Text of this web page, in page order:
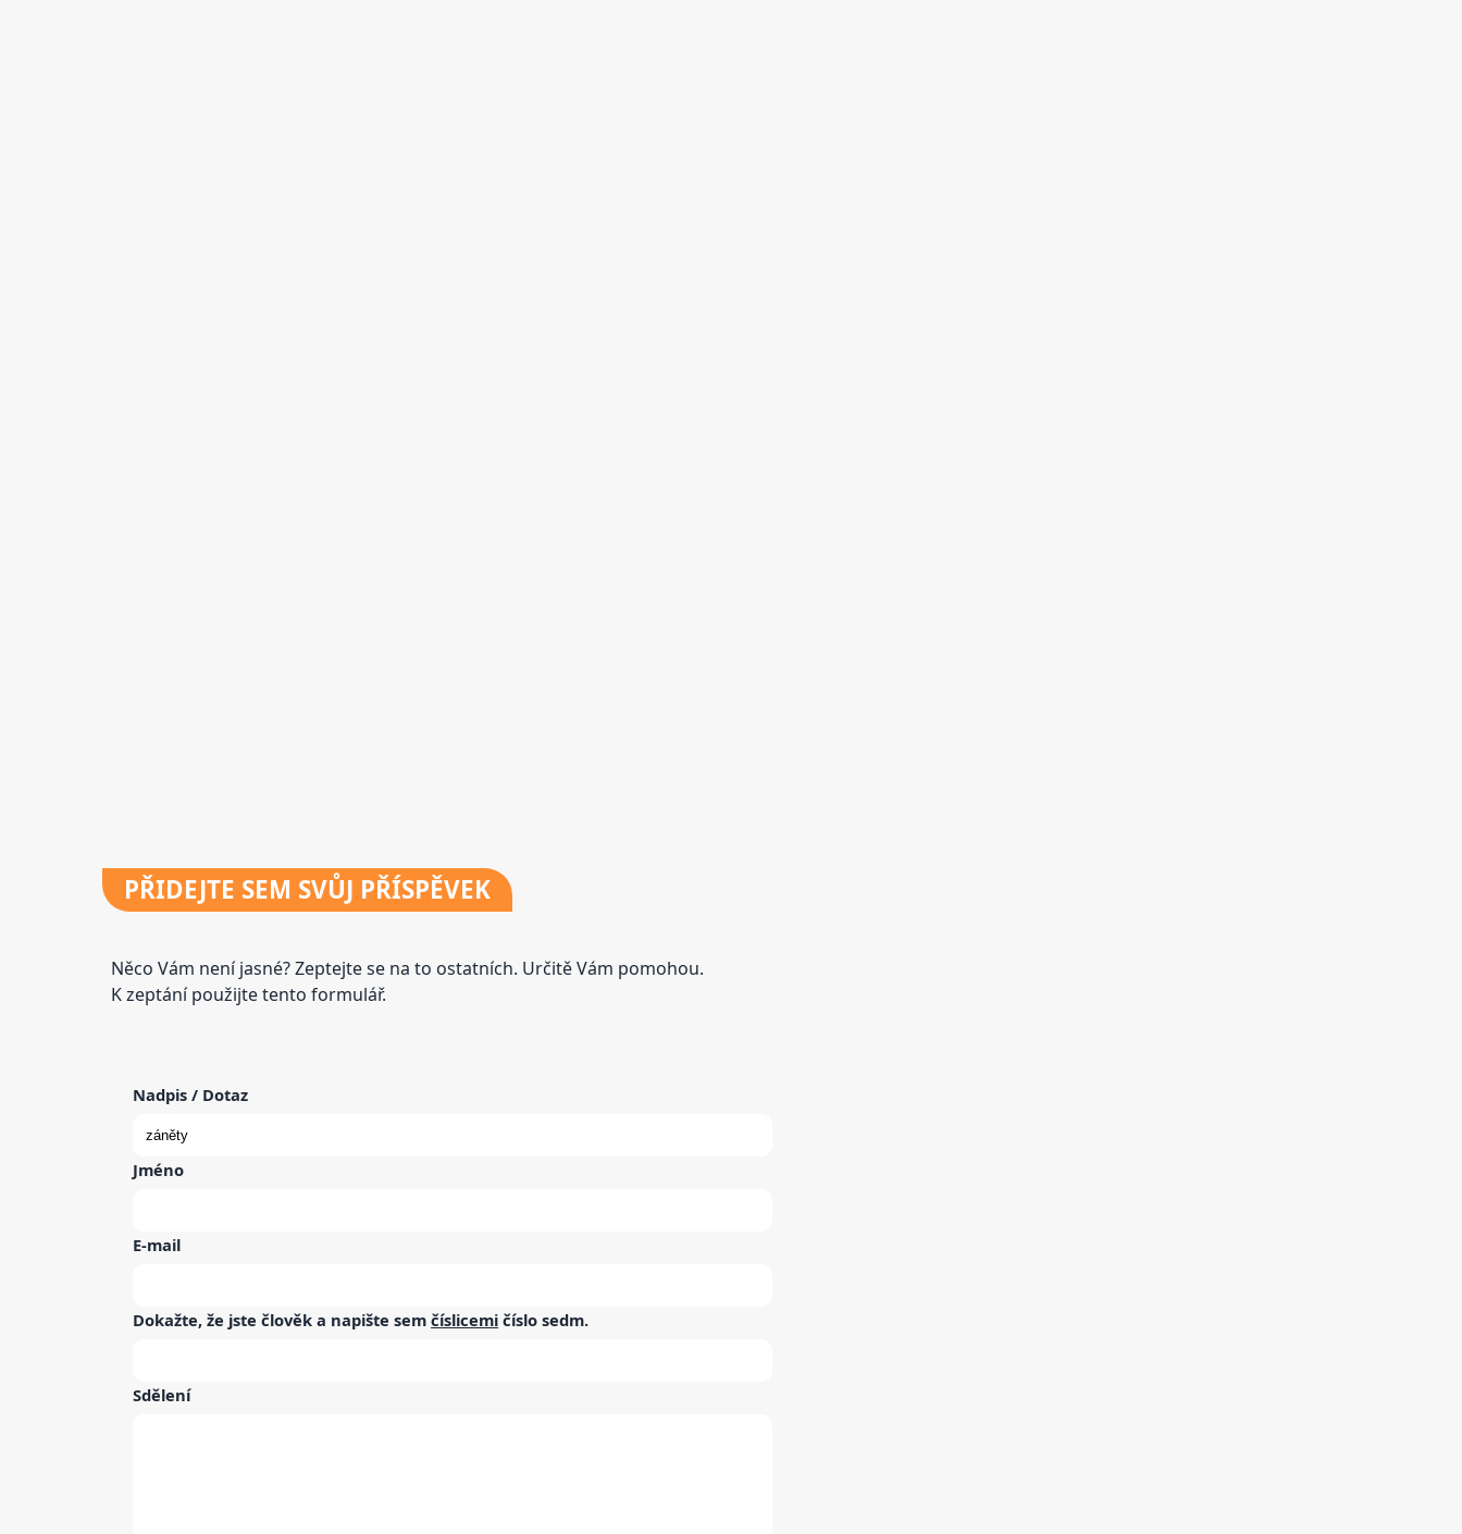
PŘIDEJTE SEM SVŮJ PŘÍSPĚVEK
Něco Vám není jasné? Zeptejte se na to ostatních. Určitě Vám pomohou.
K zeptání použijte tento formulář.
Nadpis / Dotaz
Jméno
E-mail
Dokažte, že jste člověk a napište semčíslicemi číslosedm.
Sdělení